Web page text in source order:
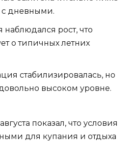
дневными.
наблюдался рост, что
о типичных летних
стабилизировалась, но
высоком уровне.
показал, что условия
для купания и отдыха